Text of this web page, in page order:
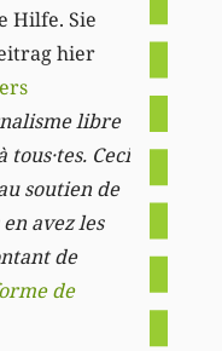
Hilfe. Sie
hier
libre
tous·tes. Ceci
soutien de
avez les
de
de